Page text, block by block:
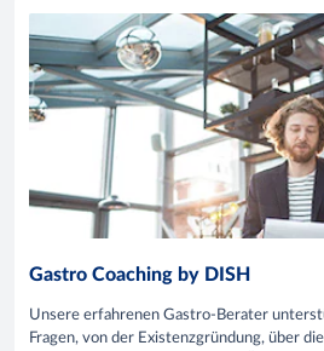
Gastro Coaching by DISH
Unsere erfahrenen Gastro-Berater
Fragen, von der Existenzgründung, über